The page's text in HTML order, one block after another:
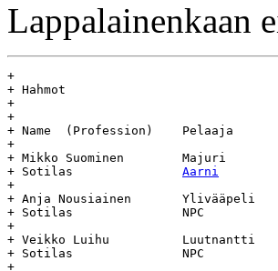
Lappalainenkaan
+
+ Hahmot
+
+					Day				Age
+ Name	(Profession)	Pelaaja		Start		End		(days)
+
+ Mikko Suominen	Majuri				Majuri
Aarni
+
+ Anja Nousiainen	Ylivääpeli			Ylivääpeli
+ Sotilas		NPC		2.1.2005	-		-
+
+ Veikko Luihu		Luutnantti			Luutnantti
+ Sotilas		NPC		2.1.2005	-		-
+